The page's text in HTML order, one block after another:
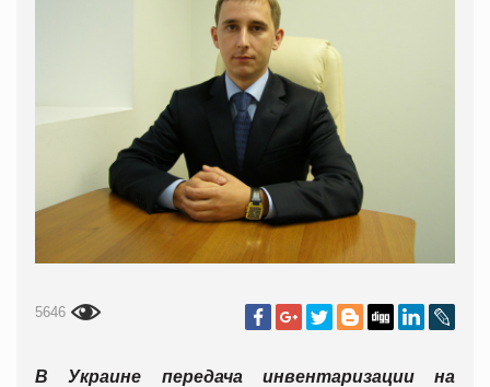
5646
В Украине передача инвентаризации на